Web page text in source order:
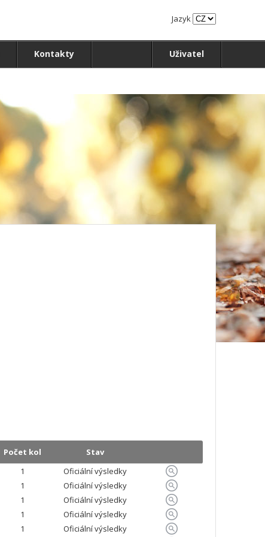
Jazyk
Kontakty Uživatel
Počet kol
Stav
1
Oficiální výsledky
1
Oficiální výsledky
1
Oficiální výsledky
1
Oficiální výsledky
1
Oficiální výsledky